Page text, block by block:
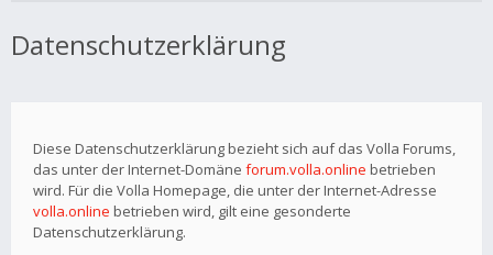
Datenschutzerklärung
Diese Datenschutzerklärung bezieht sich auf das Volla Forums,
das unter der Internet-Domäne forum.volla.online betrieben
wird. Für die Volla Homepage, die unter der Internet-Adresse
volla.online betrieben wird, gilt eine gesonderte
Datenschutzerklärung.